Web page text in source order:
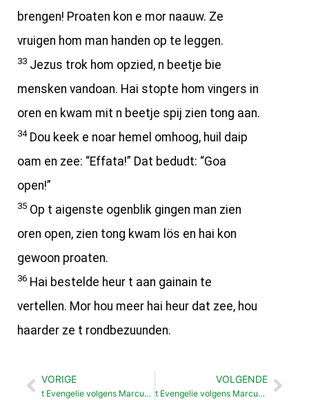
brengen! Proaten kon e mor naauw. Ze
vruigen hom man handen op te leggen.
33 Jezus trok hom opzied, n beetje bie
mensken vandoan. Hai stopte hom vingers in
oren en kwam mit n beetje spij zien tong aan.
34Dou keek e noar hemel omhoog, huil daip
oam en zee: “Effata!” Dat bedudt: “Goa
open!”
35 Op t aigenste ogenblik gingen man zien
oren open, zien tong kwam lös en hai kon
gewoon proaten.
36 Hai bestelde heur t aan gainain te
vertellen. Mor hou meer hai heur dat zee, hou
haarder ze t rondbezuunden.
Vorige
VORIGE
t Evengelie volgens Marcus Jezus en Griekse vraauw (7:24-30)
VOLGENDE
t Evengelie volgens Marcus Jezus geft 4.000 man te eten (8: 1-10)